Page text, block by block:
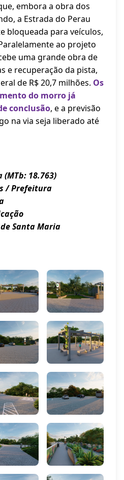
embora a obra dos
a Estrada do Perau
bloqueada para veículos,
ao projeto
uma grande obra de
e recuperação da pista,
de R$ 20,7 milhões. Os
do morro já
conclusão, e a previsão
na via seja liberado até
(MTb: 18.763)
/ Prefeitura
Santa Maria